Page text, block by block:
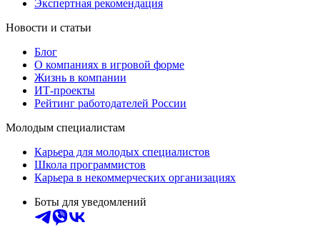
Экспертная рекомендация
Новости и статьи
Блог
О компаниях в игровой форме
Жизнь в компании
ИТ-проекты
Рейтинг работодателей России
Молодым специалистам
Карьера для молодых специалистов
Школа программистов
Карьера в некоммерческих организациях
Боты для уведомлений